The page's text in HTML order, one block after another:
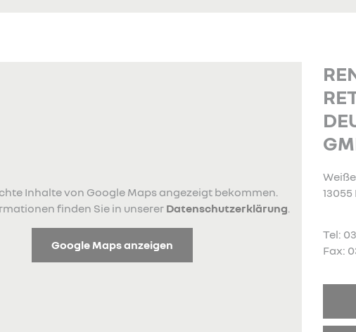
Inhalte von Google Maps angezeigt bekommen.
finden Sie in unserer Datenschutzerklärung
Google Maps anzeigen
Tel:
Fax: